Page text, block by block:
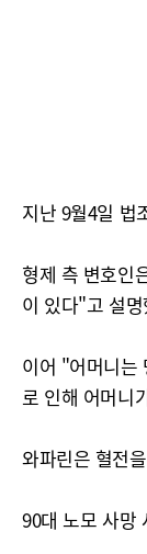
지난 9월4일 법
형제 측 변호인
이 있다"고 설
이어 "어머니는
로 인해 어머니
와파린은 혈전
90대 노모 사망